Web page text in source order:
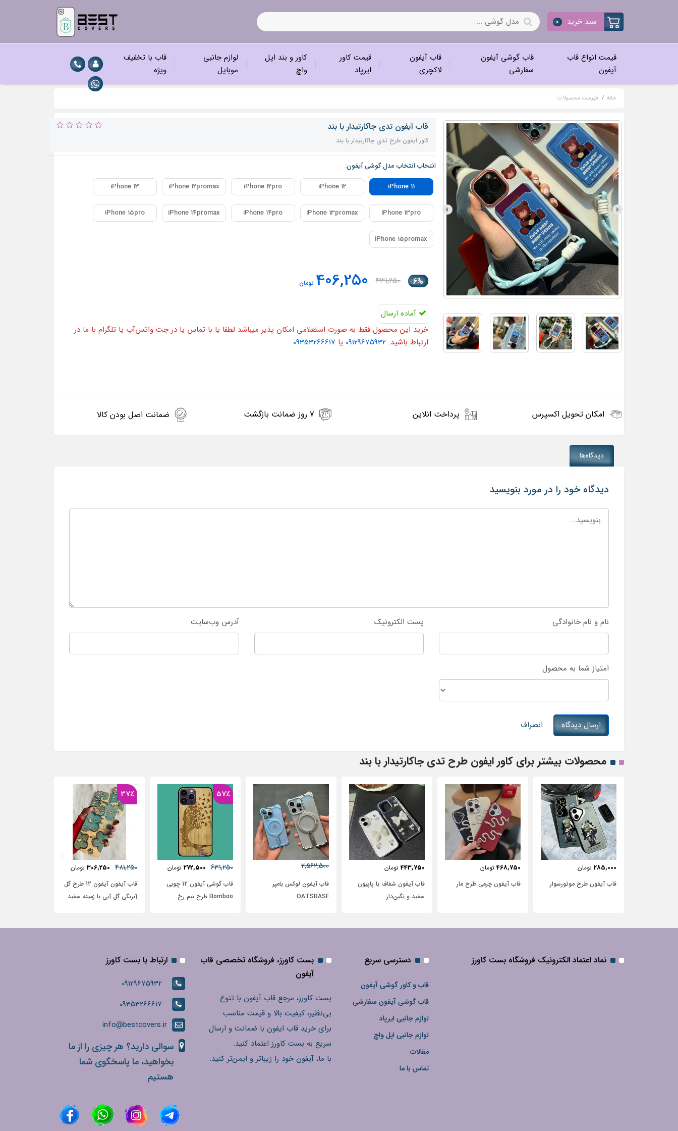
سبد خرید 0
قیمت انواع قاب
آیفون
قاب گوشی آیفون
سفارشی
قاب آیفون
لاکچری
قیمت کاور
ایرپاد
کاور و بند اپل
واچ
لوازم جانبی
موبایل
قاب با تخفیف
ویژه
خانه فهرست محصولات
قاب آیفون تدی جاکارتیدار با بند
کاور ایفون طرح تدی جاکارتیدار با بند
انتخاب انتخاب مدل گوشی آیفون:
iPhone 11
iPhone 12
iPhone 12pro
iPhone 12promax
iPhone 13
iPhone 13pro
iPhone 13promax
iPhone 14pro
iPhone 14promax
​iPhone 15pro
iPhone 15promax
6%
431,250
406,250 تومان
آماده ارسال
خرید این محصول فقط به صورت استعلامی امکان پذیر میباشد لطفا یا با تماس یا در چت واتس‌آپ یا تلگرام با ما در
ارتباط باشید.09129675932 یا 09353266617
امکان تحویل اکسپرس پرداخت انلاین ۷ روز ضمانت بازگشت ضمانت اصل بودن کالا
دیدگاه‌ها
دیدگاه خود را در مورد بنویسید
نام و نام خانوادگی پست الکترونیک آدرس وب‌سایت
امتیاز شما به محصول
ارسال دیدگاه انصراف
محصولات بیشتر برای کاور ایفون طرح تدی جاکارتیدار با بند
468,750 تومان
قاب آیفون چرمی طرح مار
443,750 تومان
قاب آیفون شفاف با پاپیون
2,562,500
2,950,000 تومان
قاب آیفون لوکس بامپر
OATSBASF
57٪
631,250
قاب گوشی آیفون 12 چوبی
Bomboo طرح نیم رخ
37٪
481,250
306,250 تومان
قاب آیفون آیفون 12 طرح گل
آبرنگی گل آبی با زمینه سفید
285,000
تومان
قاب آیفون طرح موتور‌سوار
نماد اعتماد الکترونیک فروشگاه بست کاورز دسترسی سریع
قاب و کاور گوشی آیفون
قاب گوشی آیفون سفارشی
لوازم جانبی ایرپاد
لوازم جانبی اپل واچ
مقالات
تماس با ما
بست کاورز، فروشگاه تخصصی قاب
آیفون
بست کاورز، مرجع قاب آیفون با تنوع
بی‌نظیر، کیفیت بالا و قیمت مناسب
برای خرید قاب ایفون با ضمانت و ارسال
سریع به بست کاورز اعتماد کنید.
با ما، آیفون خود را زیباتر و ایمن‌تر کنید.
ارتباط با بست کاورز
09129675932
09353266617
info@bestcovers.ir
سوالی دارید؟ هر چیزی را از ما
بخواهید، ما پاسخگوی شما
هستیم